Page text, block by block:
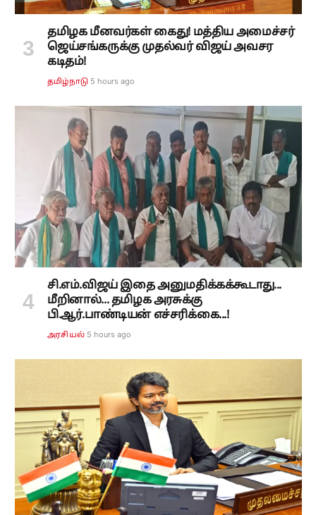
தமிழக மீனவர்கள் கைது! மத்திய அமைச்சர்
ஜெய்சங்கருக்கு முதல்வர் விஜய் அவசர
கடிதம்!
தமிழ்நாடு 5 hours ago
சி.எம்.விஜய் இதை அனுமதிக்கக்கூடாது...
மீறினால்... தமிழக அரசுக்கு
பி.ஆர்.பாண்டியன் எச்சரிக்கை...!
அரசியல் 5 hours ago